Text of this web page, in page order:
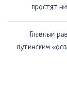
записям
простят
Главный
путинским